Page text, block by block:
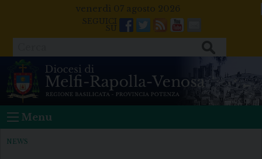
venerdì 07 agosto 2026
Facebook
Twitter
FeedsYoutube
Mail
Menu
NEWS